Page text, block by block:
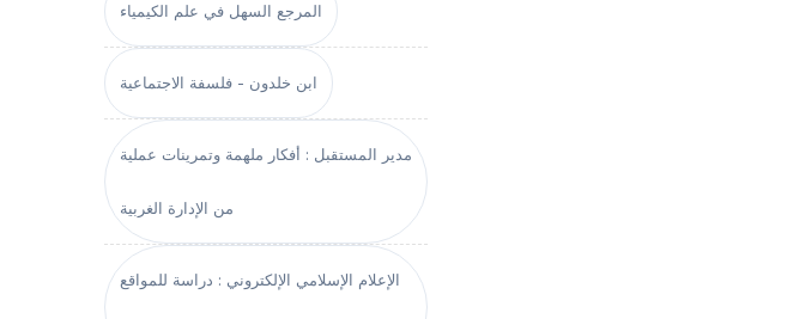
المرجع السهل في علم الكيمياء
ابن خلدون - فلسفة الاجتماعية
مدير المستقبل : أفكار ملهمة وتمرينات عملية
من الإدارة الغربية
الإعلام الإسلامي الإلكتروني : دراسة للمواقع